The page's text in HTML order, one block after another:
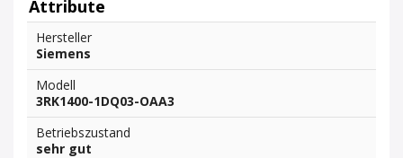
Attribute
Hersteller
Siemens
Modell
3RK1400-1DQ03-OAA3
Betriebszustand
sehr gut